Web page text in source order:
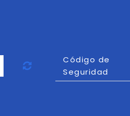
Actualizar
Código de
Seguridad